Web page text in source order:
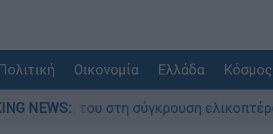
Οικονομία Ελλάδα Κόσμος
NEWS:
του στη σύγκρουση ελικοπτέρων